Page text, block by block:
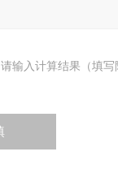
请输入计算结果（填